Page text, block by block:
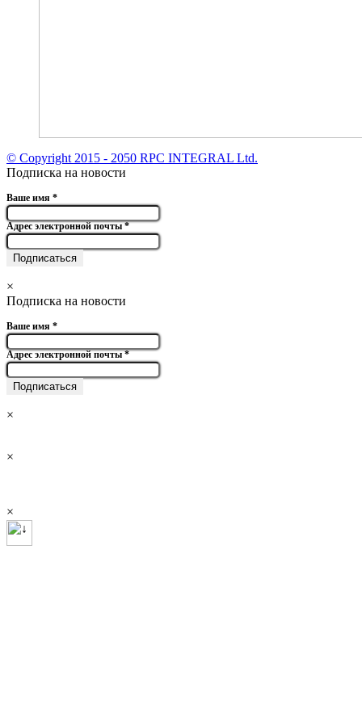
© Copyright 2015 - 2050 RPC INTEGRAL Ltd.
Подписка на новости
Ваше имя *
Адрес электронной почты*
×
Подписка на новости
Ваше имя *
Адрес электронной почты*
×
×
×